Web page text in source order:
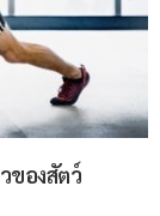
ของสัตว์